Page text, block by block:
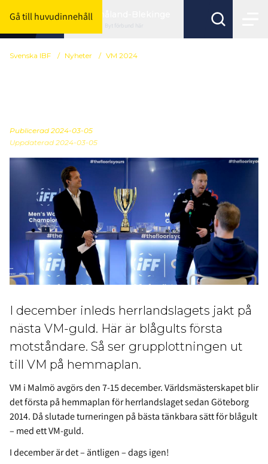
Gå till huvudinnehållSmåland-Blekinge
Byt förbund här
Svenska IBF / Nyheter / VM 2024
Publicerad 2024-03-05
Uppdaterad 2024-03-05
I december inleds herrlandslagets jakt på
nästa VM-guld. Här är blågults första
motståndare. Så ser grupplottningen ut
till VM på hemmaplan.
VM i Malmö avgörs den 7-15 december. Världsmästerskapet blir
det första på hemmaplan för herrlandslaget sedan Göteborg
2014. Då slutade turneringen på bästa tänkbara sätt för blågult
– med ett VM-guld.
I december är det – äntligen – dags igen!